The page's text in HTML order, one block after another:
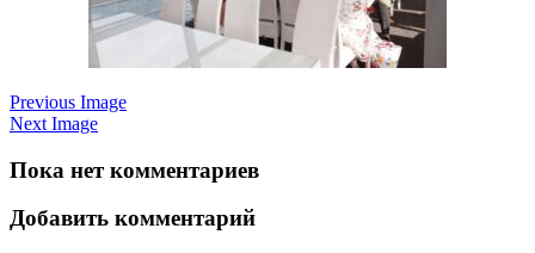
Previous Image
Next Image
Пока нет комментариев
Добавить комментарий